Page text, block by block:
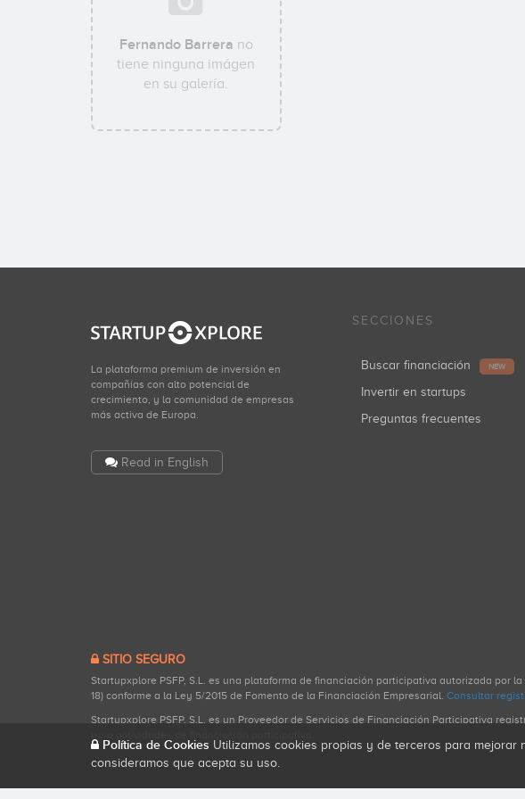
Fernando Barrera no
tiene ninguna imágen
en su galería.
La plataforma premium de inversión en
compañías con alto potencial de
crecimiento, y la comunidad de empresas
más activa de Europa.
Read in English
SECCIONES
Buscar financiación NEW
Invertir en startups
Preguntas frecuentes
SITIO SEGURO
Startupxplore PSFP, S.L. es una plataforma de financiación participativa autorizada por la
18) conforme a la Ley 5/2015 de Fomento de la Financiación Empresarial. Consultar
Startupxplore PSFP, S.L. es un Proveedor de Servicios de Financiación Participativa
Política de Cookies Utilizamos cookies propias y de terceros para
consideramos que acepta su uso.